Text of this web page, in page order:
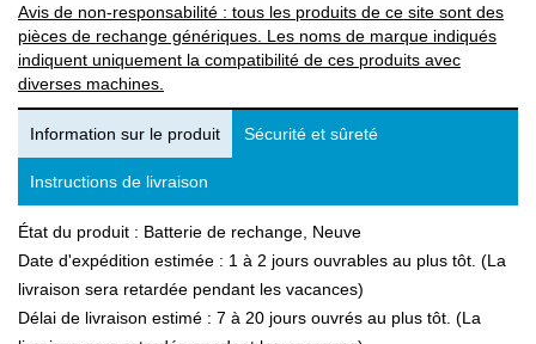
Avis de non-responsabilité : tous les produits de ce site sont des
pièces de rechange génériques. Les noms de marque indiqués
indiquent uniquement la compatibilité de ces produits avec
diverses machines.
Information sur le produit Sécurité et sûreté
Instructions de livraison
État du produit : Batterie de rechange, Neuve
Date d'expédition estimée : 1 à 2 jours ouvrables au plus tôt. (La
livraison sera retardée pendant les vacances)
Délai de livraison estimé : 7 à 20 jours ouvrés au plus tôt. (La